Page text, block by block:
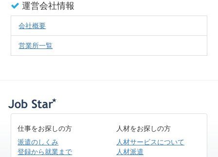
運営会社情報
会社概要
営業所一覧
仕事をお探しの方
派遣のしくみ
登録から就業まで
人材をお探しの方
人材サービスについて
人材派遣